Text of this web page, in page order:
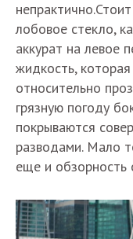
лобовое стекло,
аккурат на левое
жидкость,
относительно
грязную погоду
покрываются
разводами. Мало
еще и обзорность